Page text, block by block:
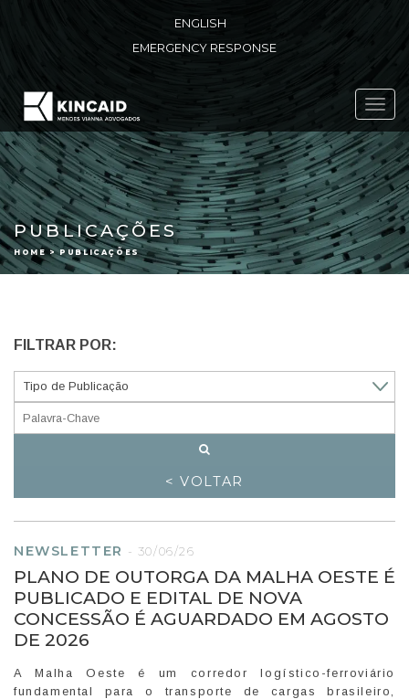
ENGLISH
EMERGENCY RESPONSE
PUBLICAÇÕES
HOME > PUBLICAÇÕES
FILTRAR POR:
< VOLTAR
NEWSLETTER - 30/06/26
PLANO DE OUTORGA DA MALHA OESTE É
PUBLICADO E EDITAL DE NOVA
CONCESSÃO É AGUARDADO EM AGOSTO
DE 2026
A Malha Oeste é um corredor logístico-ferroviário
fundamental para o transporte de cargas brasileiro,